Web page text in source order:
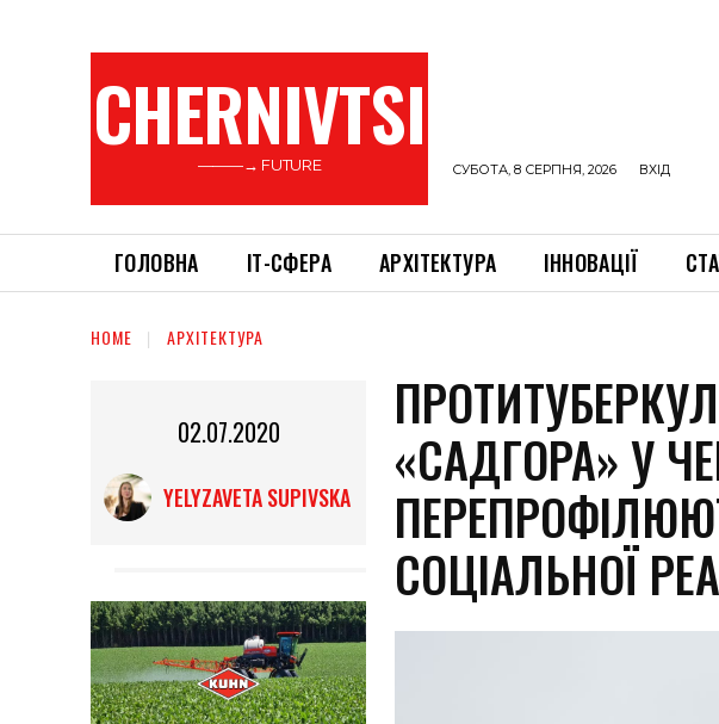
CHERNIVTSI
———→ FUTURE СУБОТА, 8 СЕРПНЯ, 2026 ВХІД
ГОЛОВНА ІТ-СФЕРА АРХІТЕКТУРА ІННОВАЦІЇ
HOME АРХІТЕКТУРА
02.07.2020
YELYZAVETA SUPIVSKA
«САДГОРА» У
СОЦІАЛЬНОЇ